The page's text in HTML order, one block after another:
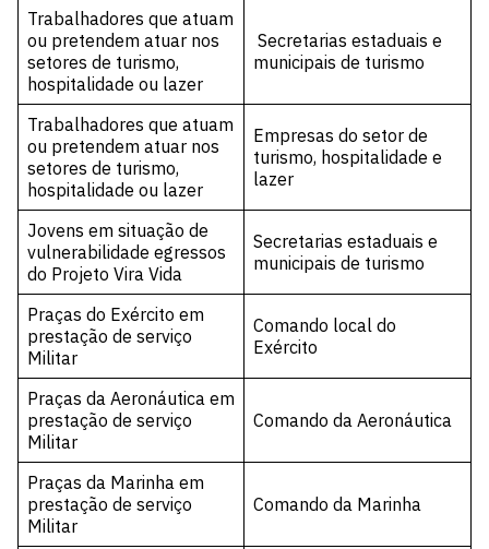
Trabalhadores que atuam
ou pretendem atuar nos
setores de turismo,
hospitalidade ou lazer
Secretarias estaduais e
municipais de turismo
Trabalhadores que atuam
ou pretendem atuar nos
setores de turismo,
hospitalidade ou lazer
Empresas do setor de
turismo, hospitalidade e
lazer
Jovens em situação de
vulnerabilidade egressos
do Projeto Vira Vida
Secretarias estaduais e
municipais de turismo
Praças do Exército em
prestação de serviço
Militar
Comando local do
Exército
Praças da Aeronáutica em
prestação de serviço
Militar
Comando da Aeronáutica
Praças da Marinha em
prestação de serviço
Militar
Comando da Marinha